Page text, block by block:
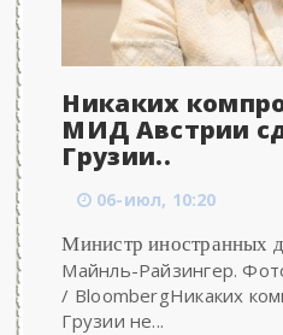
Никаких
МИД Австрии
Грузии..
06-июл, 10:20
Министр иностранных
Майнль-Райзингер.
/ BloombergНикаких
Грузии не...